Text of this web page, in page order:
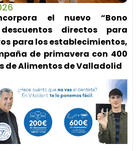
el nuevo “Bono
directos para
para los establecimientos,
de primavera con 400
de Alimentos de Valladolid